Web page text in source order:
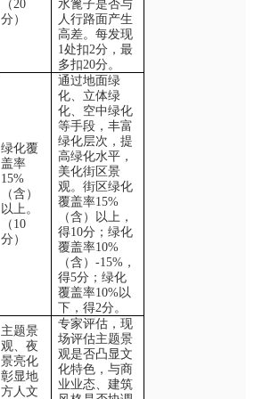
（ 20
分）
水篦子是否与
人行路面产生
高差。每发现
1处扣2分，最
多扣20分。
绿化覆
盖率
15%
（含）
以上。
（ 10
分）
通过地面绿
化、立体绿
化、空中绿化
等手段，丰富
绿化层次，提
高绿化水平，
美化街区景
观。街区绿化
覆盖率15%
（含）以上，
得10分；绿化
覆盖率10%
（含） -15%，
得5分；绿化
覆盖率10%以
下，得2分。
主题景
观、夜
景亮化
彰显地
方人文
专家评估，现
场评估主题景
观是否凸显文
化特色，与商
业业态、建筑